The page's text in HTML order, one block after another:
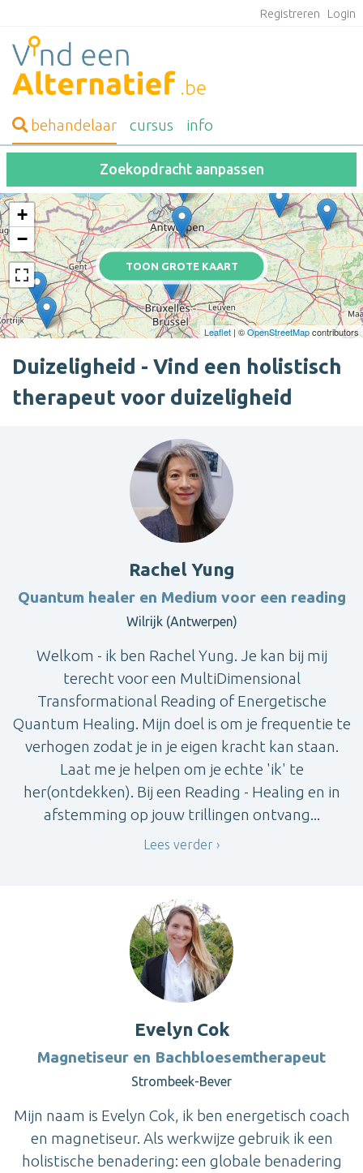
Registreren Login
behandelaar cursus info
Zoekopdracht aanpassen
TOON GROTE KAART
+
−
Leaflet | ©OpenStreetMapcontributors
Duizeligheid - Vind een holistisch
therapeut voor duizeligheid
Rachel Yung
Quantum healer en Medium voor een reading
Wilrijk (Antwerpen)
Welkom - ik ben Rachel Yung. Je kan bij mij
terecht voor een MultiDimensional
Transformational Reading of Energetische
Quantum Healing. Mijn doel is om je frequentie te
verhogen zodat je in je eigen kracht kan staan.
Laat me je helpen om je echte 'ik' te
her(ontdekken). Bij een Reading - Healing en in
afstemming op jouw trillingen ontvang...
Lees verder
Evelyn Cok
Magnetiseur en Bachbloesemtherapeut
Strombeek-Bever
Mijn naam is Evelyn Cok, ik ben energetisch coach
en magnetiseur. Als werkwijze gebruik ik een
holistische benadering: een globale benadering